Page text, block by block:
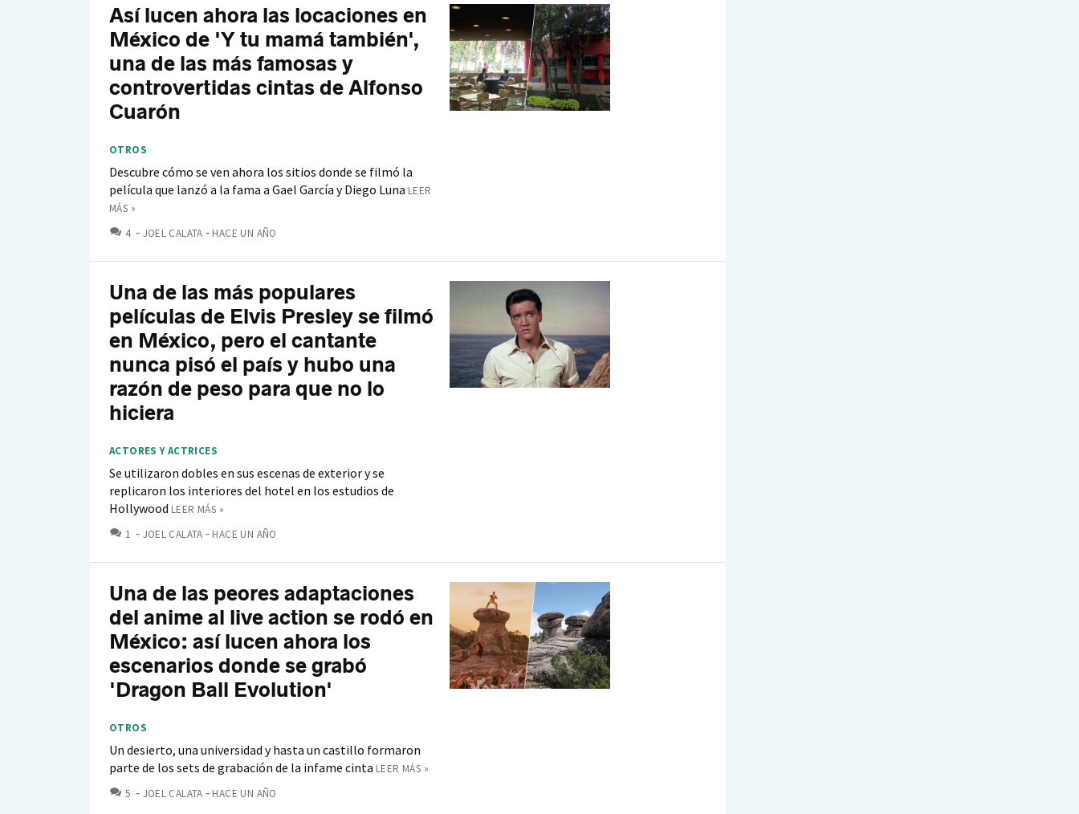
Así lucen ahora las locaciones en
México de 'Y tu mamá también',
una de las más famosas y
controvertidas cintas de Alfonso
Cuarón
OTROS
Descubre cómo se ven ahora los sitios donde se filmó la
película que lanzó a la fama a Gael García y Diego Luna LEER
MÁS »
4 COMENTARIOS
JOEL CALATA HACE UN AÑO
Una de las más populares
películas de Elvis Presley se filmó
en México, pero el cantante
nunca pisó el país y hubo una
razón de peso para que no lo
hiciera
ACTORES Y ACTRICES
Se utilizaron dobles en sus escenas de exterior y se
replicaron los interiores del hotel en los estudios de
Hollywood LEER MÁS »
1 COMENTARIOS
JOEL CALATA HACE UN AÑO
Una de las peores adaptaciones
del anime al live action se rodó en
México: así lucen ahora los
escenarios donde se grabó
'Dragon Ball Evolution'
OTROS
Un desierto, una universidad y hasta un castillo formaron
parte de los sets de grabación de la infame cinta LEER MÁS »
5 COMENTARIOS
JOEL CALATA HACE UN AÑO